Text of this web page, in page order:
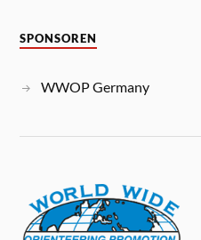
SPONSOREN
WWOP Germany